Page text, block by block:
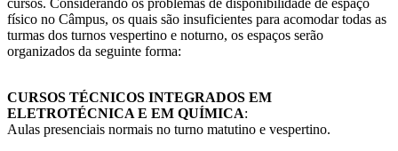
cursos. Considerando os problemas de disponibilidade de espaço
físico no Câmpus, os quais são insuficientes para acomodar todas as
turmas dos turnos vespertino e noturno, os espaços serão
organizados da seguinte forma:
CURSOS TÉCNICOS INTEGRADOS EM
ELETROTÉCNICA E EM QUÍMICA:
Aulas presenciais normais no turno matutino e vespertino.